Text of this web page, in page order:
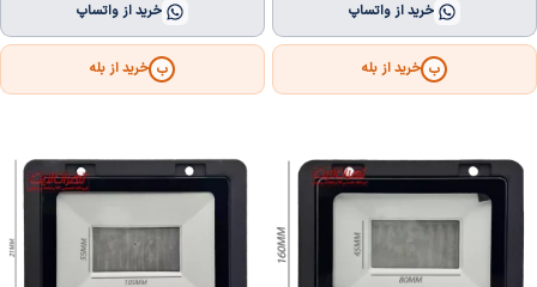
خرید از واتساپ
ب خرید از بله
خرید از واتساپ
ب خرید از بله